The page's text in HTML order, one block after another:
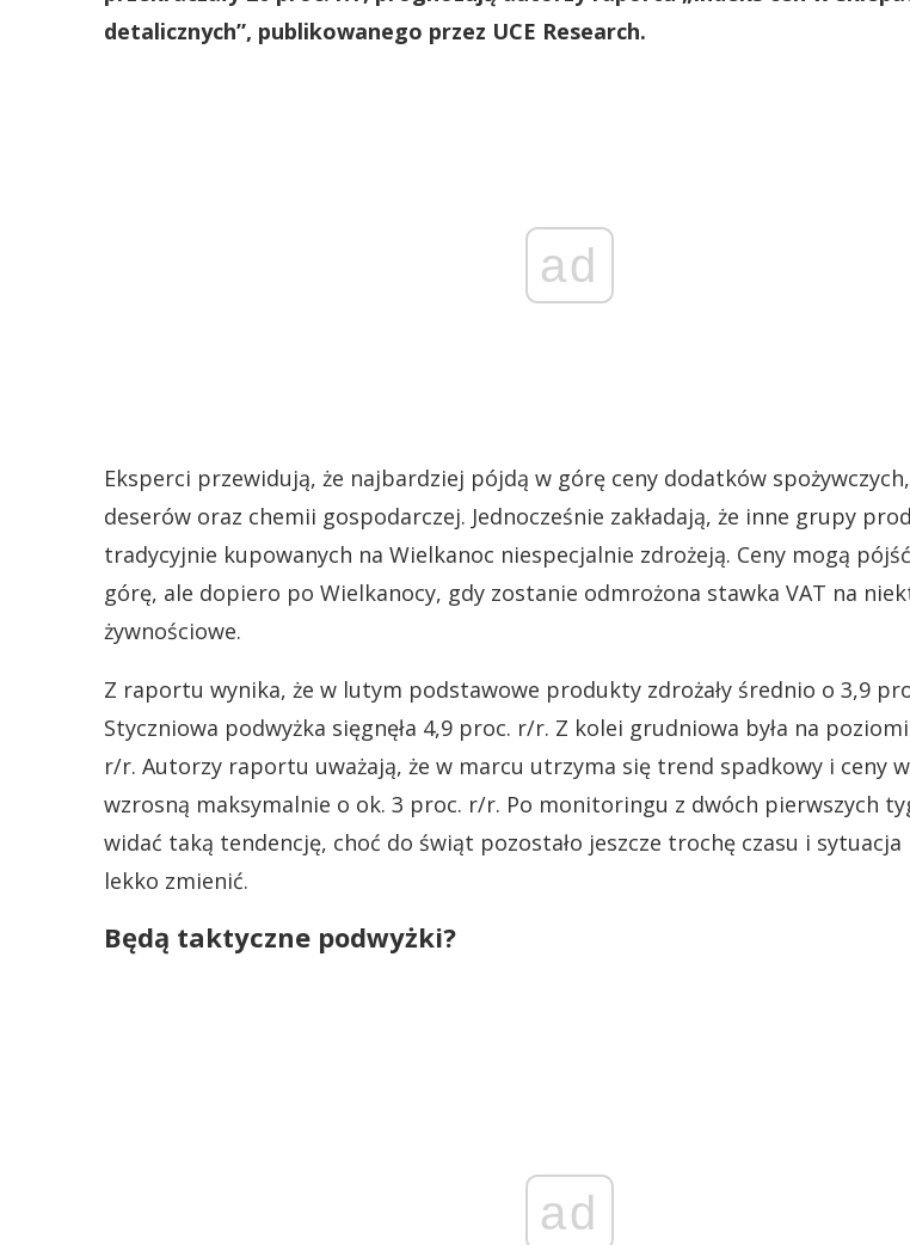
detalicznych”, publikowanego przez UCE Research.
ad
Eksperci przewidują, że najbardziej pójdą w górę ceny dodatków spożywczych,
deserów oraz chemii gospodarczej. Jednocześnie zakładają, że inne grupy
tradycyjnie kupowanych na Wielkanoc niespecjalnie zdrożeją. Ceny mogą
górę, ale dopiero po Wielkanocy, gdy zostanie odmrożona stawka VAT na
żywnościowe.
Z raportu wynika, że w lutym podstawowe produkty zdrożały średnio o 3,9
Styczniowa podwyżka sięgnęła 4,9 proc. r/r. Z kolei grudniowa była na
r/r. Autorzy raportu uważają, że w marcu utrzyma się trend spadkowy i ceny
wzrosną maksymalnie o ok. 3 proc. r/r. Po monitoringu z dwóch pierwszych
widać taką tendencję, choć do świąt pozostało jeszcze trochę czasu i sytuacja
lekko zmienić.
Będą taktyczne podwyżki?
ad